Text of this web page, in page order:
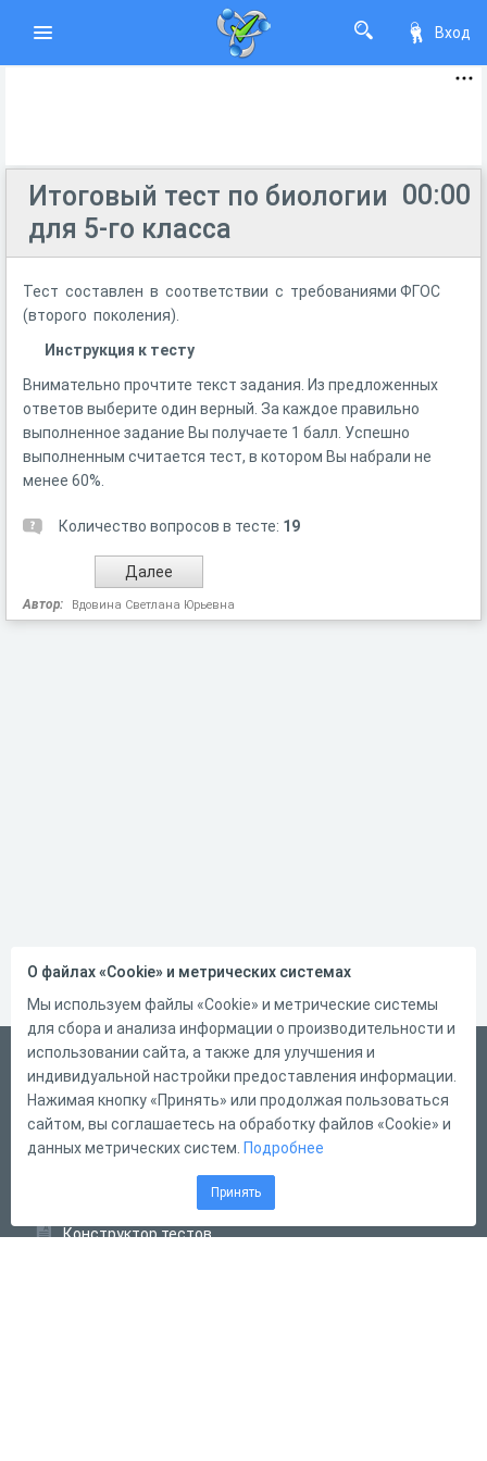
Вход
00:00
Итоговый тест по биологии
для 5-го класса
Тест составлен в соответствии с требованиями ФГОС
(второго поколения).
Инструкция к тесту
Внимательно прочтите текст задания. Из предложенных
ответов выберите один верный. За каждое правильно
выполненное задание Вы получаете 1 балл. Успешно
выполненным считается тест, в котором Вы набрали не
менее 60%.
Количество вопросов в тесте: 19
Автор: Вдовина Светлана Юрьевна
Русский
Справка
Форма обратной связи
Конструктор тестов
О файлах «Cookie» и метрических системах
Мы используем файлы «Cookie» и метрические системы
для сбора и анализа информации о производительности и
использовании сайта, а также для улучшения и
индивидуальной настройки предоставления информации.
Нажимая кнопку «Принять» или продолжая пользоваться
сайтом, вы соглашаетесь на обработку файлов «Cookie» и
данных метрических систем. Подробнее
Принять